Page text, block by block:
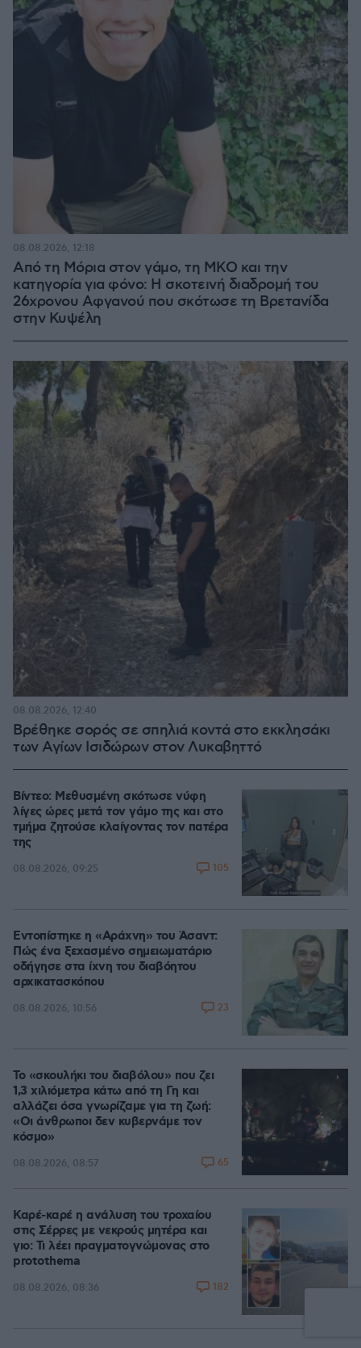
Από τη Μόρια στον γάμο, τη ΜΚΟ και την
κατηγορία για φόνο: Η σκοτεινή διαδρομή του
26χρονου Αφγανού που σκότωσε τη Βρετανίδα
στην Κυψέλη
08.08.2026, 12:18
Βρέθηκε σορός σε σπηλιά κοντά στο εκκλησάκι
των Αγίων Ισιδώρων στον Λυκαβηττό
08.08.2026, 12:40
Βίντεο: Μεθυσμένη σκότωσε νύφη
λίγες ώρες μετά τον γάμο της και στο
τμήμα ζητούσε κλαίγοντας τον πατέρα
της
08.08.2026, 09:25 105
Εντοπίστηκε η «Αράχνη» του Άσαντ:
Πώς ένα ξεχασμένο σημειωματάριο
οδήγησε στα ίχνη του διαβόητου
αρχικατασκόπου
08.08.2026, 10:56 23
Το «σκουλήκι του διαβόλου» που ζει
1,3 χιλιόμετρα κάτω από τη Γη και
αλλάζει όσα γνωρίζαμε για τη ζωή:
«Οι άνθρωποι δεν κυβερνάμε τον
κόσμο»
08.08.2026, 08:57 65
Καρέ-καρέ η ανάλυση του τροχαίου
στις Σέρρες με νεκρούς μητέρα και
γιο: Τι λέει πραγματογνώμονας στο
protothema
08.08.2026, 08:36 182